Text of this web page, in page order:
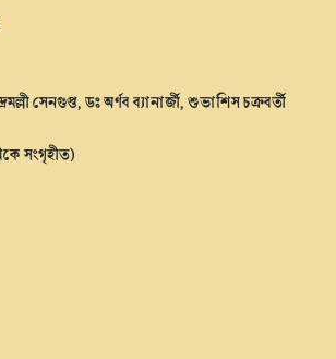
সেনগুপ্ত, ডঃ অর্ণব ব্যানার্জী, শুভাশিস চক্রবর্তী
সংগৃহীত)